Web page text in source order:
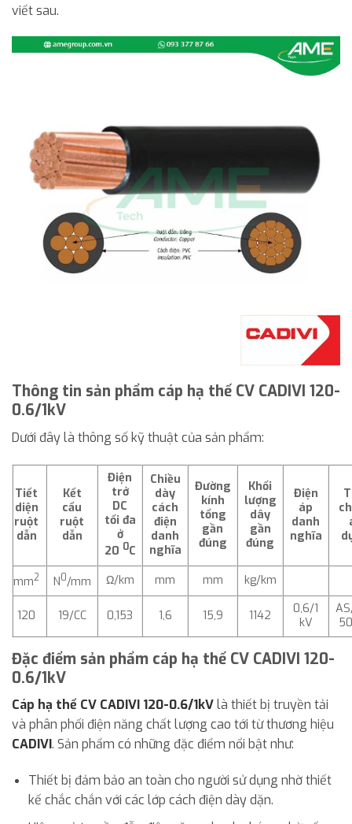
viết sau.
Thông tin sản phẩm cáp hạ thế CV CADIVI 120-
0.6/1kV
Dưới đây là thông số kỹ thuật của sản phẩm:
Tiết
diện
ruột
dẫn
Kết
cấu
ruột
dẫn
Điện
trở
DC
tối đa
ở
20 0C
Chiều
dày
cách
điện
danh
nghĩa
Đường
kính
tổng
gần
đúng
Khối
lượng
dây
gần
đúng
Điện
áp
danh
nghĩa
mm2 N0/mm Ω/km mm mm kg/km
120 19/CC 0,153 1,6 15,9 1142
0,6/1
kV
Đặc điểm sản phẩm cáp hạ thế CV CADIVI 120-
0.6/1kV
Cáp hạ thế CV CADIVI 120-0.6/1kVlà thiết bị truyền tải
và phân phối điện năng chất lượng cao tới từ thương hiệu
CADIVI. Sản phẩm có những đặc điểm nổi bật như:
Thiết bị đảm bảo an toàn cho người sử dụng nhờ thiết
kế chắc chắn với các lớp cách điện dày dặn.